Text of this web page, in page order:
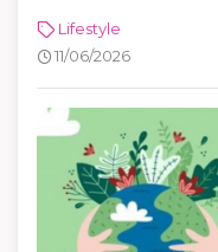
thứ ba của tháng 6) —
sắm và ăn uống trong
Lifestyle
11/06/2026